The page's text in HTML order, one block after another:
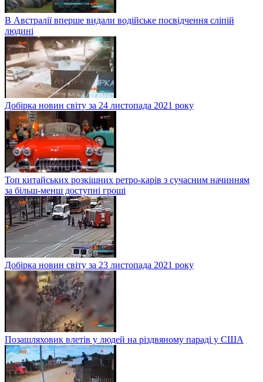
В Австралії вперше видали водійське посвідчення сліпій
людині
Добірка новин світу за 24 листопада 2021 року
Топ китайських розкішних ретро-карів з сучасним начинням
за більш-менш доступні гроші
Добірка новин світу за 23 листопада 2021 року
Позашляховик влетів у людей на різдвяному параді у США